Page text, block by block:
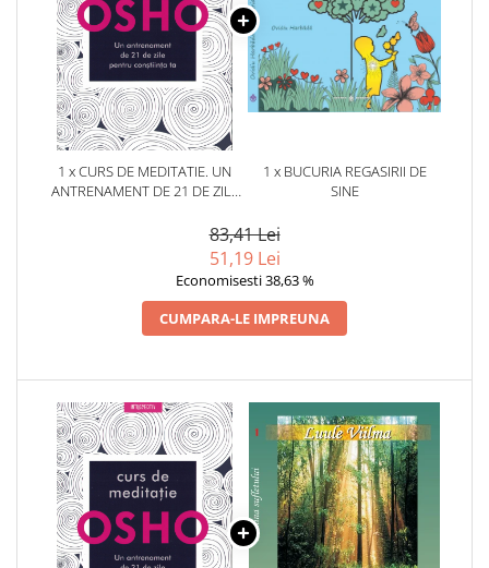
1 x CURS DE MEDITATIE. UN
ANTRENAMENT DE 21 DE ZILE
1 x BUCURIA REGASIRII DE
SINE
83,41 Lei
51,19 Lei
Economisesti 38,63 %
CUMPARA-LE IMPREUNA